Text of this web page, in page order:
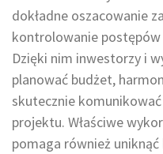
dokładne oszacowanie
kontrolowanie
Dzięki nim inwestorzy i
planować budżet,
skutecznie
projektu. Właściwe
pomaga również